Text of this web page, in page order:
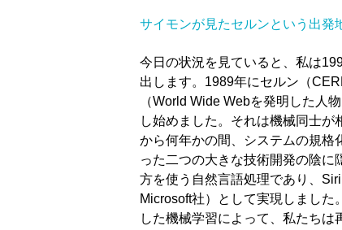
サイモンが見たセルンという出発
今日の状況を見ていると、私は
出します。 1989年にセルン（
（World Wide Webを発明した人物
し始めました。それは機械同士
から何年かの間、システムの規格
った二つの大きな技術開発の陰
方を使う自然言語処理であり、
Microsoft社）として実現しまし
した機械学習によって、私たち